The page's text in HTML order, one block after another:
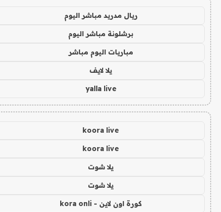
ريال مدريد مباشر اليوم
برشلونة مباشر اليوم
مباريات اليوم مباشر
يلا لايف
yalla live
koora live
koora live
يلا شوت
يلا شوت
كورة اون لاين - kora onli